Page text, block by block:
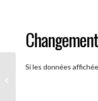
Si les données